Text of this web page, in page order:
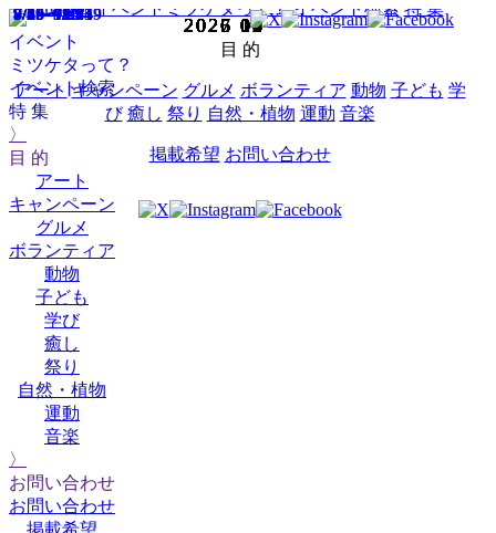
イベント
ミツケタって？
イベント検索
特 集
〉
目 的
アート
キャンペーン
グルメ
ボランティア
動物
子ども
学び
癒し
祭り
自然・植物
運動
音楽
〉
お問い合わせ
お問い合わせ
掲載希望
HOME イベントミツケタって？ イベント検索 特 集
目 的
アート キャンペーン グルメ ボランティア 動物 子ども 学
び 癒し 祭り 自然・植物 運動 音楽
掲載希望 お問い合わせ
2025 02
2025 03
2025 04
2025 05
2025 06
2025 07
2025 08
2025 09
2025 10
2025 11
2025 12
2026 01
2026 02
2026 03
2026 04
2026 05
2026 06
2026 07
2026 08
2026 09
2026 10
2026 11
2026 12
2027 01
2027 02
2027 03
9/6～9/28
9/5～9/9
8/4～9/28
8/1～9/28
7/26～9/14
7/23～10/5
7/19～10/19
7/1～12/14